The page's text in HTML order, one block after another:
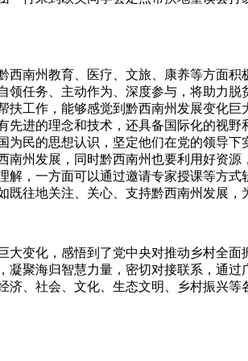
州教育、医疗、文旅、康养等方面积
任务、主动作为、深度参与，将助力
工作，能够感觉到黔西南州发展变化
进的理念和技术，还具备国际化的视
民的思想认识，坚定他们在党的领导
州发展，同时黔西南州也要利用好资
，一方面可以通过邀请专家授课等方
往地关注、关心、支持黔西南州发展
化，感悟到了党中央对推动乡村全面
聚海归智慧力量，密切对接联系，通
、社会、文化、生态文明、乡村振兴等